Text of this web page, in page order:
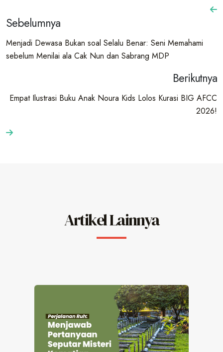
Sebelumnya
Menjadi Dewasa Bukan soal Selalu Benar: Seni Memahami
sebelum Menilai ala Cak Nun dan Sabrang MDP
Berikutnya
Empat Ilustrasi Buku Anak Noura Kids Lolos Kurasi BIG AFCC
2026!
Artikel Lainnya